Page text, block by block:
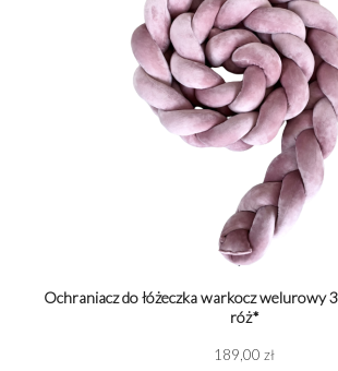
Ochraniacz do łóżeczka warkocz welurowy
róż*
189,00 zł